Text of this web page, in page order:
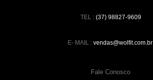
TEL : (37) 98827-9609
E- MAIL : vendas@wolfit.com.br
Fale Conosco